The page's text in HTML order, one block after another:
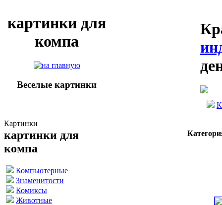
картинки для
компа
Веселые картинки
Картинки
картинки для
компа
Компьютерные
Знаменитости
Комиксы
Животные